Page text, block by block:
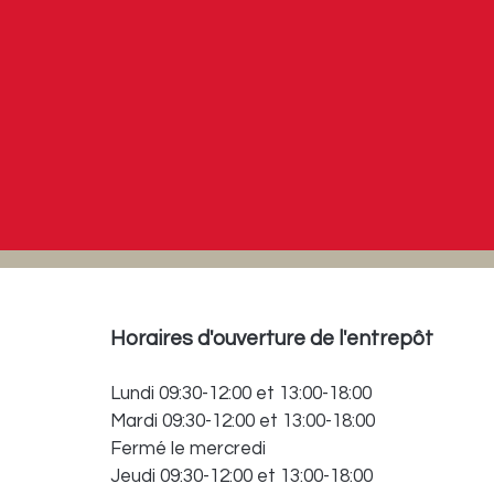
Horaires d'ouverture de l'entrepôt
Lundi 09:30-12:00 et 13:00-18:00
Mardi 09:30-12:00 et 13:00-18:00
Fermé le mercredi
Jeudi 09:30-12:00 et 13:00-18:00